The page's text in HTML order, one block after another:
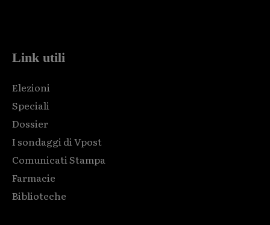
Link utili
Elezioni
Speciali
Dossier
I sondaggi di Vpost
Comunicati Stampa
Farmacie
Biblioteche